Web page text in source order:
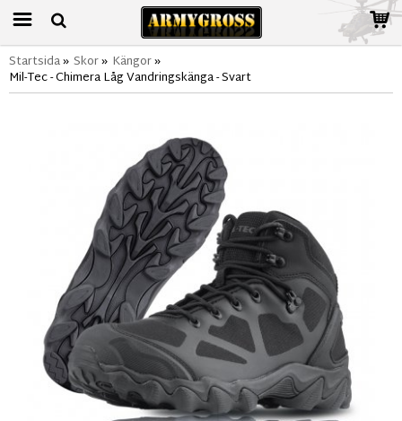
Startsida» Skor» Kängor»
Mil-Tec - Chimera Låg Vandringskänga - Svart